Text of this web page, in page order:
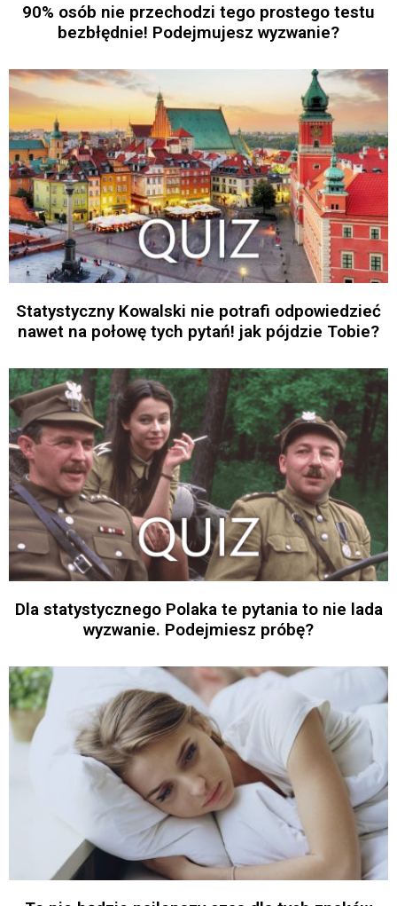
90% osób nie przechodzi tego prostego testu
bezbłędnie! Podejmujesz wyzwanie?
Statystyczny Kowalski nie potrafi odpowiedzieć
nawet na połowę tych pytań! jak pójdzie Tobie?
Dla statystycznego Polaka te pytania to nie lada
wyzwanie. Podejmiesz próbę?